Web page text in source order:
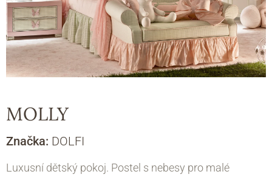
MOLLY
Značka: DOLFI
Luxusní dětský pokoj. Postel s nebesy pro malé